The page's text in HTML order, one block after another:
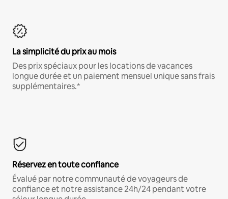
La simplicité du prix au mois
Des prix spéciaux pour les locations de vacances
longue durée et un paiement mensuel unique sans frais
supplémentaires.*
Réservez en toute confiance
Évalué par notre communauté de voyageurs de
confiance et notre assistance 24h/24 pendant votre